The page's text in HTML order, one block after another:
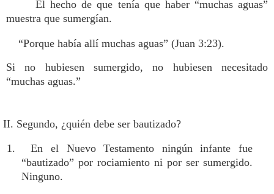
El hecho de que tenía que haber “muchas aguas”
muestra que sumergían.
“Porque había allí muchas aguas” (Juan 3:23).
Si no hubiesen sumergido, no hubiesen necesitado
“muchas aguas.”
II. Segundo, ¿quién debe ser bautizado?
1. En el Nuevo Testamento ningún infante fue
“bautizado” por rociamiento ni por ser sumergido.
Ninguno.